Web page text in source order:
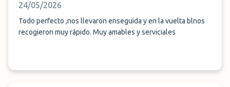
24/05/2026
Todo perfecto ,nos llevaron enseguida y en la vuelta blnos
recogieron muy rápido. Muy amables y serviciales